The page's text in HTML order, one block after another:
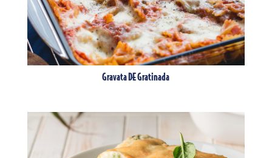
Gravata DE Gratinada